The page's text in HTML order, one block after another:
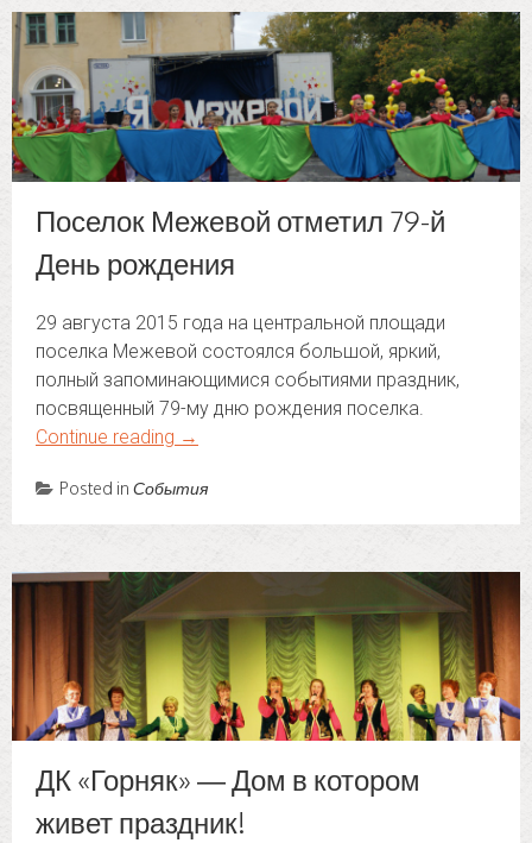
Поселок Межевой отметил 79-й
День рождения
29 августа 2015 года на центральной площади
поселка Межевой состоялся большой, яркий,
полный запоминающимися событиями праздник,
посвященный 79-му дню рождения поселка.
Continue reading →
Posted in События
ДК «Горняк» — Дом в котором
живет праздник!